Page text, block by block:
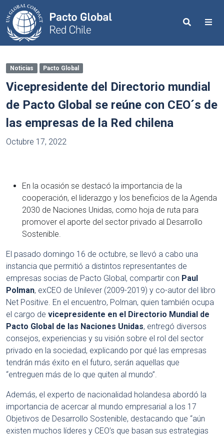
Search
Noticias Pacto Global
Vicepresidente del Directorio mundial
de Pacto Global se reúne con CEO´s de
las empresas de la Red chilena
Octubre 17, 2022
En la ocasión se destacó la importancia de la
cooperación, el liderazgo y los beneficios de la Agenda
2030 de Naciones Unidas, como hoja de ruta para
promover el aporte del sector privado al Desarrollo
Sostenible.
El pasado domingo 16 de octubre, se llevó a cabo una
instancia que permitió a distintos representantes de
empresas socias de Pacto Global, compartir con Paul
Polman, exCEO de Unilever (2009-2019) y co-autor del libro
Net Positive. En el encuentro, Polman, quien también ocupa
el cargo de vicepresidente en el Directorio Mundial de
Pacto Global de las Naciones Unidas, entregó diversos
consejos, experiencias y su visión sobre el rol del sector
privado en la sociedad, explicando por qué las empresas
tendrán más éxito en el futuro, serán aquellas que
“entreguen más de lo que quiten al mundo”.
Además, el experto de nacionalidad holandesa abordó la
importancia de acercar al mundo empresarial a los 17
Objetivos de Desarrollo Sostenible, destacando que “aún
existen muchos líderes y CEO’s que basan sus estrategias